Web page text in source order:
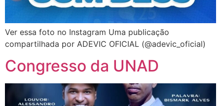
Ver essa foto no Instagram Uma publicação
compartilhada por ADEVIC OFICIAL (@adevic_oficial)
Congresso da UNAD